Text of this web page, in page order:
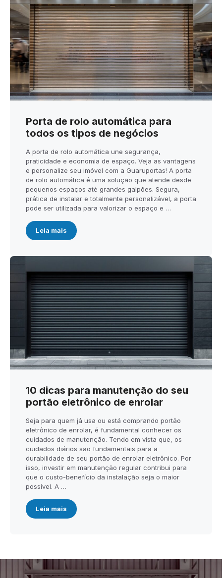
Porta de rolo automática para
todos os tipos de negócios
A porta de rolo automática une segurança,
praticidade e economia de espaço. Veja as vantagens
e personalize seu imóvel com a Guaruportas! A porta
de rolo automática é uma solução que atende desde
pequenos espaços até grandes galpões. Segura,
prática de instalar e totalmente personalizável, a porta
pode ser utilizada para valorizar o espaço e …
Leia mais
10 dicas para manutenção do seu
portão eletrônico de enrolar
Seja para quem já usa ou está comprando portão
eletrônico de enrolar, é fundamental conhecer os
cuidados de manutenção. Tendo em vista que, os
cuidados diários são fundamentais para a
durabilidade de seu portão de enrolar eletrônico. Por
isso, investir em manutenção regular contribui para
que o custo-benefício da instalação seja o maior
possível. A …
Leia mais